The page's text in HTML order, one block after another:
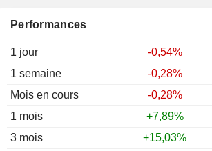
Performances
1 jour
-0,54%
1 semaine
-0,28%
Mois en cours
-0,28%
1 mois
+7,89%
3 mois
+15,03%